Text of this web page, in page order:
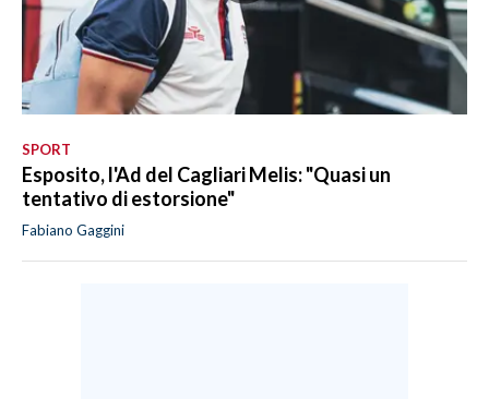
SPORT
Esposito, l'Ad del Cagliari Melis: "Quasi un
tentativo di estorsione"
Fabiano Gaggini